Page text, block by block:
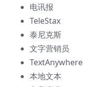
电讯报
TeleStax
泰尼克斯
文字营销员
TextAnywhere
本地文本